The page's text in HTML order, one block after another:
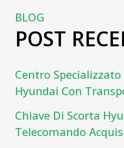
BLOG
POST
Centro
Hyundai Con
Chiave Di Scorta
Telecomando